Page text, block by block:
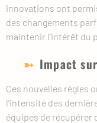
innovations ont
des changements
maintenir l’intérêt du
Impact
Ces nouvelles règles
l’intensité des
équipes de récupérer